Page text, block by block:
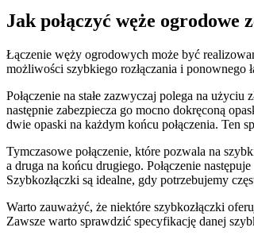
Jak połączyć węże ogrodowe
Łączenie węży ogrodowych może być
możliwości szybkiego rozłączania i ponownego
Połączenie na stałe zazwyczaj polega na
następnie zabezpiecza go mocno dokręconą
dwie opaski na każdym końcu połączenia. Ten
Tymczasowe połączenie, które pozwala na
a druga na końcu drugiego. Połączenie
Szybkozłączki są idealne, gdy potrzebujemy
Warto zauważyć, że niektóre szybkozłączki
Zawsze warto sprawdzić specyfikację danej